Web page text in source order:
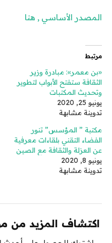
المصدر الأساسي , هنا
مرتبط
«بن معمر»: مبادرة وزير
الثقافة ستفتح الأبواب لتطوير
وتحديث المكتبات
يونيو 25, 2020
تدوينة مشابهة
مكتبة ” المؤسس” تنور
الفضاء التقني بلقاءات معرفية
عن العزلة والثقافة مع الصين
يونيو 8, 2020
تدوينة مشابهة
اكتشاف المزيد من